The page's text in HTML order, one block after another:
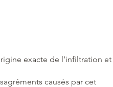
exacte de l’infiltration et
causés par cet